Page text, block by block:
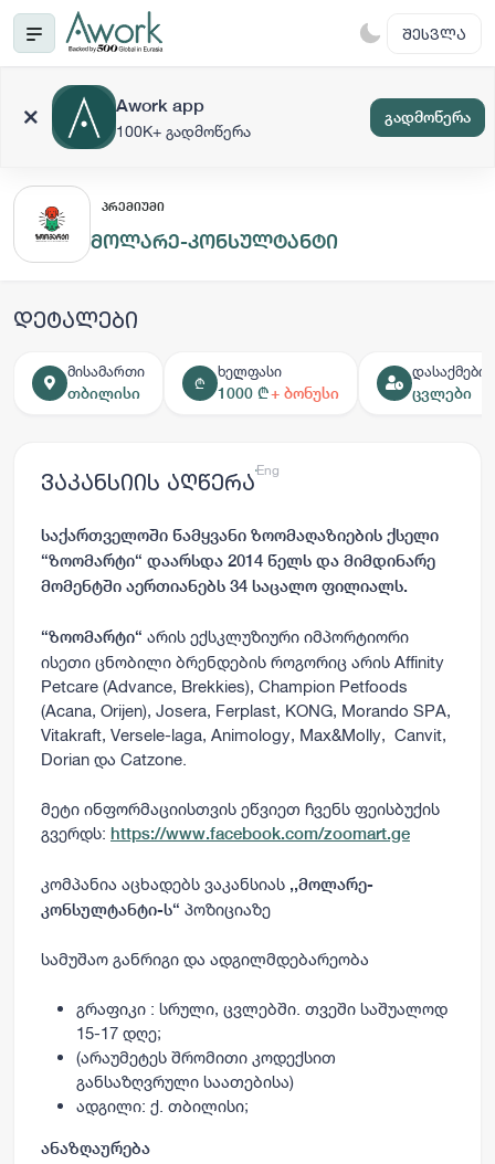
ᲨᲔᲡᲕᲚᲐ
Awork app
100K+ გადმოწერა
გადმოწერა
ᲞᲠᲔᲛᲘᲣᲛᲘ
მოლარე-კონსულტანტი
დეტალები
მისამართი
თბილისი
₾
ხელფასი
1000 ₾+ ბონუსი
ცვლები
ვაკანსიის აღწერაქარ
Eng
საქართველოში წამყვანი ზოომაღაზიების ქსელი
“ზოომარტი“ დაარსდა 2014 წელს და მიმდინარე
მომენტში აერთიანებს 34 საცალო ფილიალს.
“ზოომარტი“ არის ექსკლუზიური იმპორტიორი
ისეთი ცნობილი ბრენდების როგორიც არის Affinity
Petcare (Advance, Brekkies), Champion Petfoods
(Acana, Orijen), Josera, Ferplast, KONG, Morando SPA,
Vitakraft, Versele-laga, Animology, Max&Molly, Canvit,
Dorian და Catzone.
მეტი ინფორმაციისთვის ეწვიეთ ჩვენს ფეისბუქის
გვერდს: https://www.facebook.com/zoomart.ge
კომპანია აცხადებს ვაკანსიას ,,მოლარე-
კონსულტანტი-ს“ პოზიციაზე
სამუშაო განრიგი და ადგილმდებარეობა
გრაფიკი : სრული, ცვლებში. თვეში საშუალოდ
15-17 დღე;
(არაუმეტეს შრომითი კოდექსით
განსაზღვრული საათებისა)
ადგილი: ქ. თბილისი;
ანაზღაურება